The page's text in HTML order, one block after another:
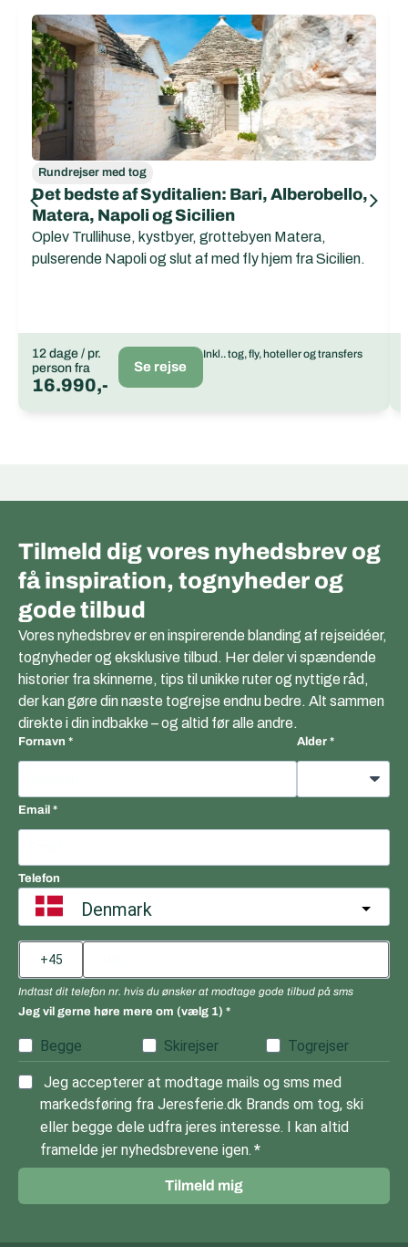
Rundrejser med tog
Det bedste af Syditalien: Bari, Alberobello,
Matera, Napoli og Sicilien
Oplev Trullihuse, kystbyer, grottebyen Matera,
pulserende Napoli og slut af med fly hjem fra Sicilien.
12 dage / pr.
person fra
16.990,-
Se rejse
Inkl.. tog, fly, hoteller og transfers
Tilmeld dig vores nyhedsbrev og
få inspiration, tognyheder og
gode tilbud
Vores nyhedsbrev er en inspirerende blanding af rejseidéer,
tognyheder og eksklusive tilbud. Her deler vi spændende
historier fra skinnerne, tips til unikke ruter og nyttige råd,
der kan gøre din næste togrejse endnu bedre. Alt sammen
direkte i din indbakke – og altid før alle andre.
Fornavn Alder
Email
Telefon
Denmark
Indtast dit telefon nr. hvis du ønsker at modtage gode tilbud på sms
Jeg vil gerne høre mere om (vælg 1)
Begge Skirejser Togrejser
Jeg accepterer at modtage mails og sms med
markedsføring fra Jeresferie.dk Brands om tog, ski
eller begge dele udfra jeres interesse. I kan altid
framelde jer nyhedsbrevene igen.
Tilmeld mig